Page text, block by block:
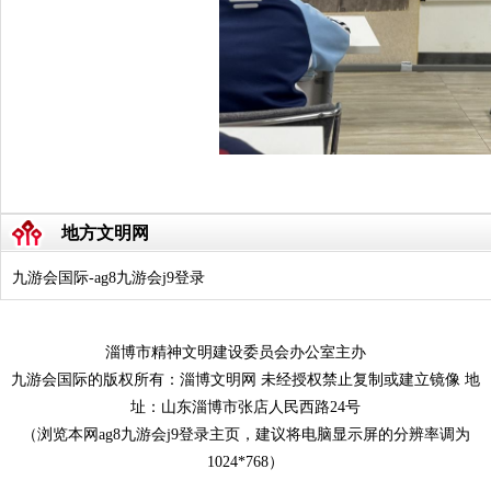
地方文明网
九游会国际-ag8九游会j9登录
淄博市精神文明建设委员会办公室主办
九游会国际的版权所有：淄博文明网 未经授权禁止复制或建立镜像 地
址：山东淄博市张店人民西路24号
（浏览本网ag8九游会j9登录主页，建议将电脑显示屏的分辨率调为
1024*768）